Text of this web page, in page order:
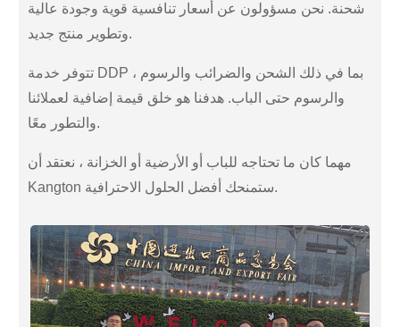
شحنة. نحن مسؤولون عن أسعار تنافسية قوية وجودة عالية
وتطوير منتج جديد.
تتوفر خدمة DDP ، بما في ذلك الشحن والضرائب والرسوم
والرسوم حتى الباب. هدفنا هو خلق قيمة إضافية لعملائنا
والتطور معًا.
مهما كان ما تحتاجه للباب أو الأرضية أو الخزانة ، نعتقد أن
Kangton ستمنحك أفضل الحلول الاحترافية.